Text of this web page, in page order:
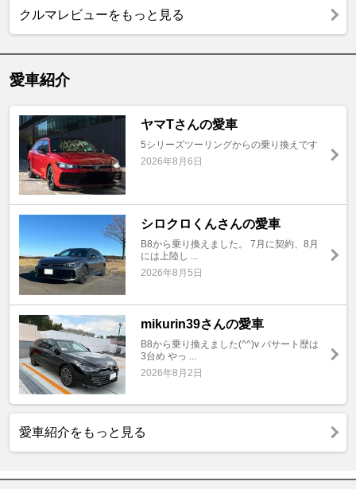
クルマレビューをもっと見る
愛車紹介
ヤマTさんの愛車
5シリーズツーリングからの乗り換えです
2026年8月6日
シロクロくんさんの愛車
B8から乗り換えました。 7月に契約、8月
には上陸し ...
2026年8月5日
mikurin39さんの愛車
B8から乗り換えました(^^)v パサート歴は
3台め やっ ...
2026年8月2日
愛車紹介をもっと見る